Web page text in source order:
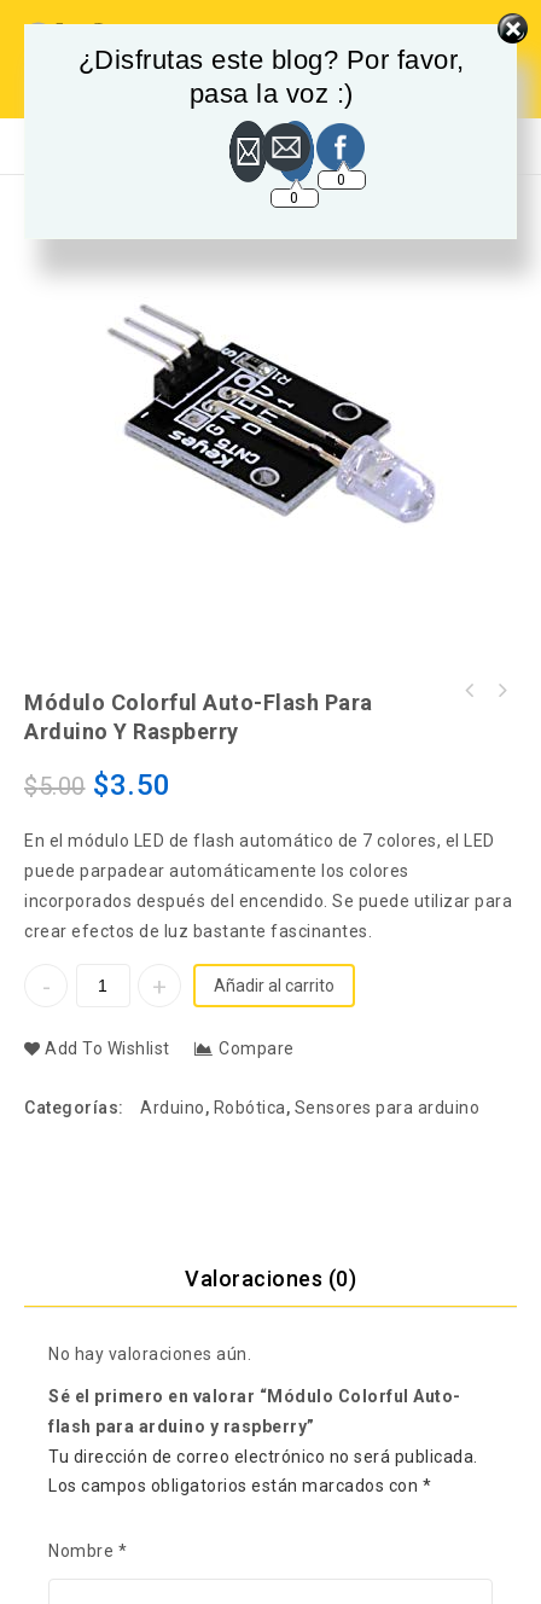
Login
Módulo Colorful Auto-Flash Para
Arduino Y Raspberry
$5.00 $3.50
En el módulo LED de flash automático de 7 colores, el LED
puede parpadear automáticamente los colores
incorporados después del encendido. Se puede utilizar para
crear efectos de luz bastante fascinantes.
Añadir al carrito
Add To Wishlist Compare
Categorías: Arduino, Robótica, Sensores para arduino
Valoraciones (0)
No hay valoraciones aún.
Sé el primero en valorar “Módulo Colorful Auto-
flash para arduino y raspberry”
Tu dirección de correo electrónico no será publicada.
Los campos obligatorios están marcados con *
Nombre *
¿Disfrutas este blog? Por favor,
pasa la voz :)
0
0